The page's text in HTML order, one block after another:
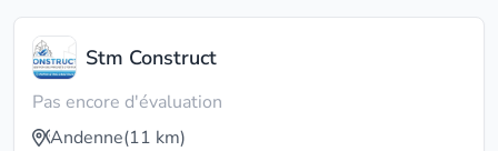
Stm Construct
Pas encore d'évaluation
Andenne(11 km)